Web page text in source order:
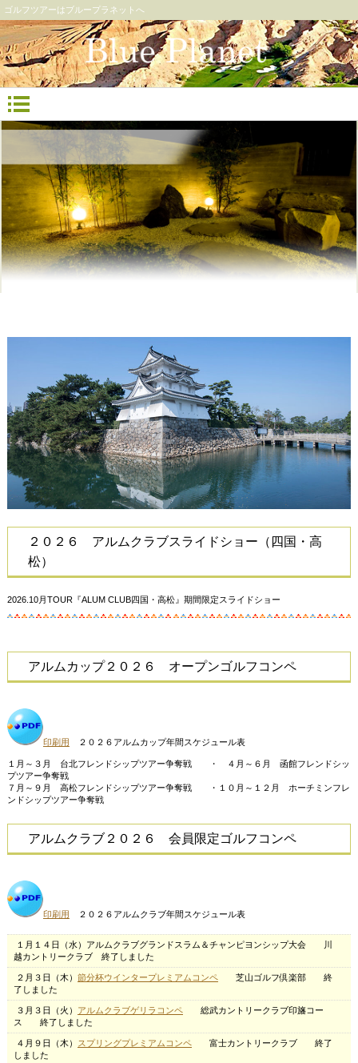
ゴルフツアーはブループラネットへ
２０２６ アルムクラブスライドショー（四国・高
松）
2026.10月TOUR『ALUM CLUB四国・高松』期間限定スライドショー
アルムカップ２０２６ オープンゴルフコンペ
印刷用 ２０２６アルムカップ年間スケジュール表
１月～３月 台北フレンドシップツアー争奪戦 ・ ４月～６月 函館フレンドシッ
プツアー争奪戦
７月～９月 高松フレンドシップツアー争奪戦 ・１０月～１２月 ホーチミンフレ
ンドシップツアー争奪戦
アルムクラブ２０２６ 会員限定ゴルフコンペ
印刷用 ２０２６アルムクラブ年間スケジュール表
１月１４日（水）アルムクラブグランドスラム＆チャンピヨンシップ大会 川
越カントリークラブ 終了しました
２月３日（木） 節分杯ウインタープレミアムコンペ芝山ゴルフ倶楽部 終
了しました
３月３日（火） アルムクラブゲリラコンペ
総武カントリークラブ印旛コー
ス
終了しました
４月９日（木） スプリングプレミアムコンペ富士カントリークラブ 終了
しました